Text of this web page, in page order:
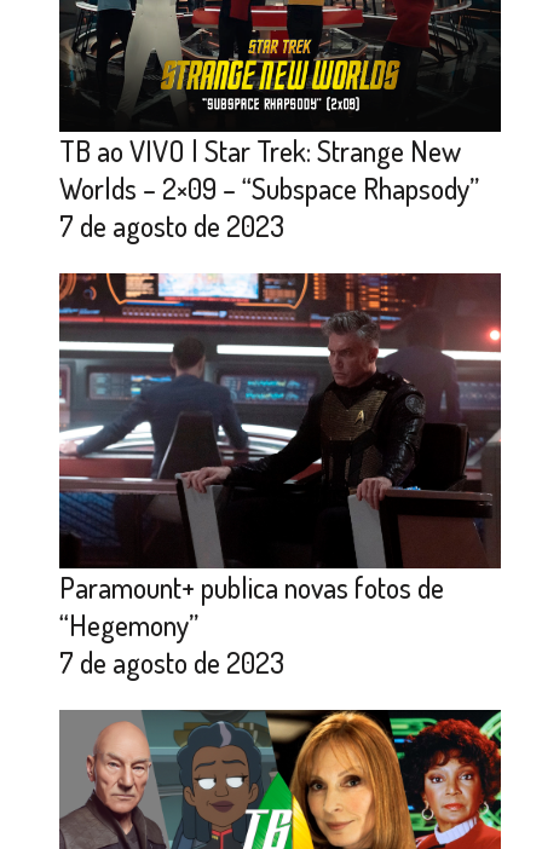
TB ao VIVO | Star Trek: Strange New
Worlds – 2×09 – “Subspace Rhapsody”
7 de agosto de 2023
Paramount+ publica novas fotos de
“Hegemony”
7 de agosto de 2023